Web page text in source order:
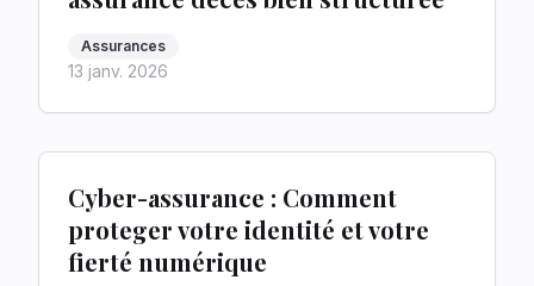
Assurances
13 janv. 2026
Cyber-assurance : Comment
proteger votre identité et votre
fierté numérique